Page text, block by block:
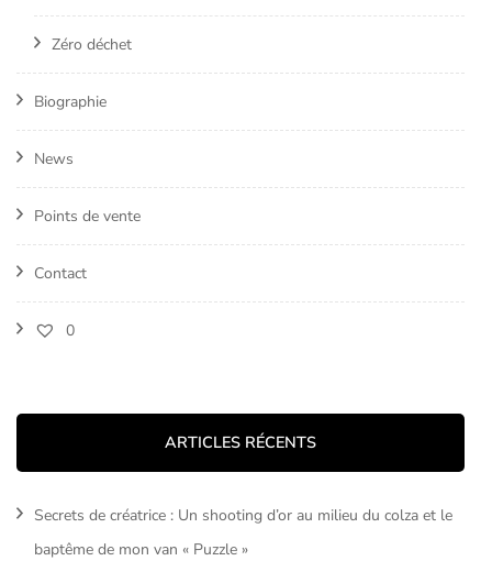
Zéro déchet
Biographie
News
Points de vente
Contact
0
ARTICLES RÉCENTS
Secrets de créatrice : Un shooting d’or au milieu du colza et le
baptême de mon van « Puzzle »